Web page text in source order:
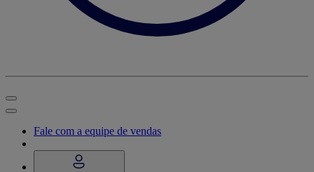
Fale com a equipe de vendas